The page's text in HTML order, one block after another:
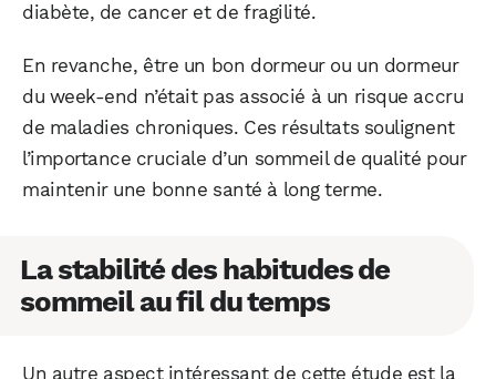
diabète, de cancer et de fragilité.
En revanche, être un bon dormeur ou un dormeur
du week-end n’était pas associé à un risque accru
de maladies chroniques. Ces résultats soulignent
l’importance cruciale d’un sommeil de qualité pour
maintenir une bonne santé à long terme.
La stabilité des habitudes de
sommeil au fil du temps
Un autre aspect intéressant de cette étude est la